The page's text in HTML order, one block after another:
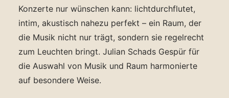
Konzerte nur wünschen kann: lichtdurchflutet,
intim, akustisch nahezu perfekt – ein Raum, der
die Musik nicht nur trägt, sondern sie regelrecht
zum Leuchten bringt. Julian Schads Gespür für
die Auswahl von Musik und Raum harmonierte
auf besondere Weise.